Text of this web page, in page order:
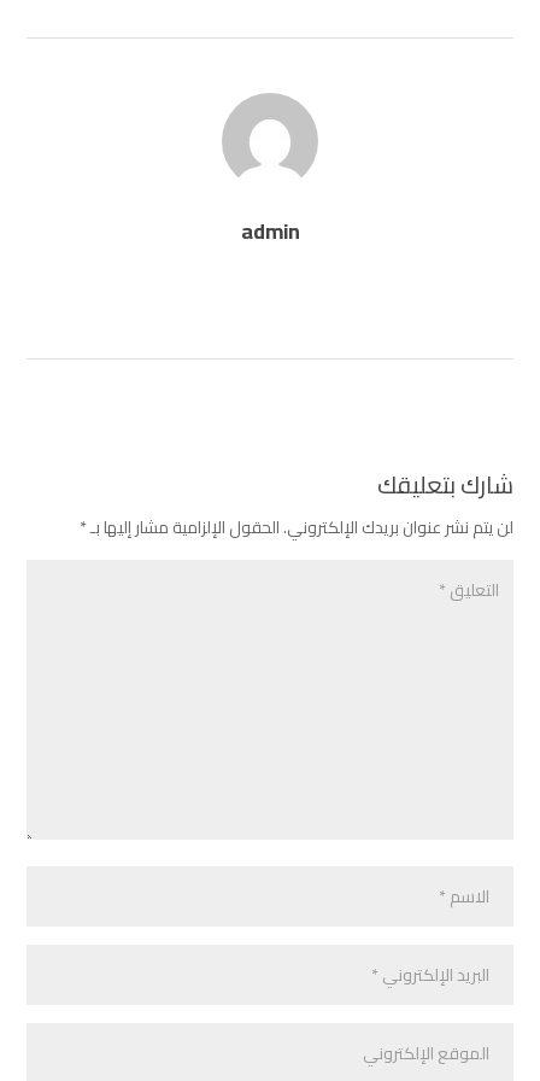
admin
شارك بتعليقك
لن يتم نشر عنوان بريدك الإلكتروني.الحقول الإلزامية مشار إليها بـ*